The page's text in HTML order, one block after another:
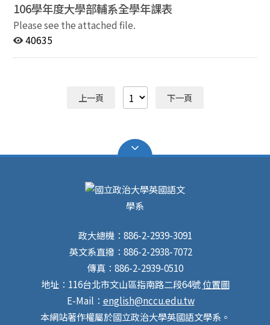
106學年度大學部輔系全學年課表
Please see the attached file.
40635
上一頁 下一頁
政大總機：886-2-2939-3091
英文系直撥：886-2-2938-7072
傳真：886-2-2939-0510
地址：116台北市文山區指南路二段64號位置圖
E-Mail： english@nccu.edu.tw
本網站著作權屬於國立政治大學英國語文學系。